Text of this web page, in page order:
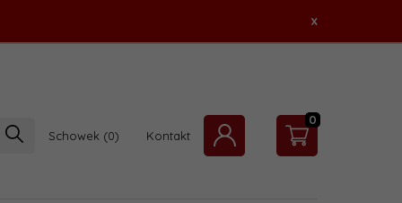
x
Schowek Kontakt
0